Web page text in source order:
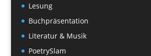
Lesung
Buchpräsentation
Literatur & Musik
PoetrySlam